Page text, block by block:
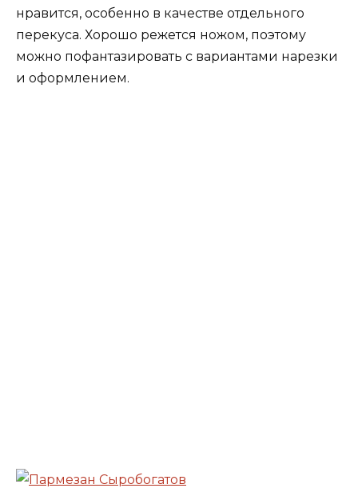
нравится, особенно в качестве отдельного
перекуса. Хорошо режется ножом, поэтому
можно пофантазировать с вариантами нарезки
и оформлением.